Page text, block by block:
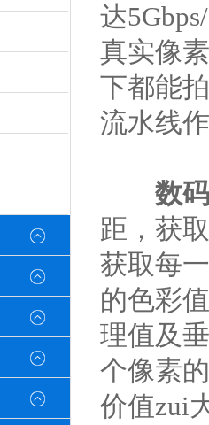
达
真实像
下都能
流水线
数
距，获
获取每
的色彩
理值及
个像素
价值zui